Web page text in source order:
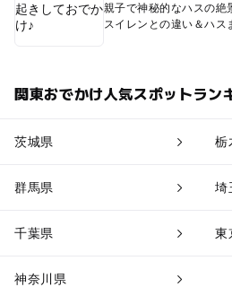
親子で神秘的なハスの絶
スイレンとの違い＆ハス
関東おでかけ人気スポットラン
茨城県 栃
群馬県 埼
千葉県 東
神奈川県